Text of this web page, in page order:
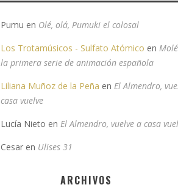
Pumu en Olé, olá, Pumuki el colosal
Los Trotamúsicos - Sulfato Atómico en
la primera serie de animación española
Liliana Muñoz de la Peña en El Almendro,
casa vuelve
Lucía Nieto en El Almendro, vuelve a casa
Cesar en Ulises 31
ARCHIVOS